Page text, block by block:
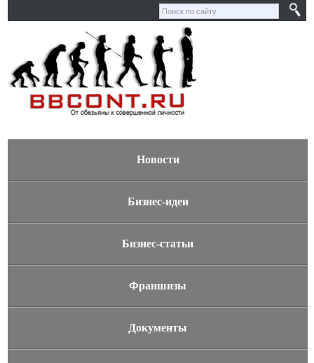
Новости
Бизнес-идеи
Бизнес-статьи
Франшизы
Документы